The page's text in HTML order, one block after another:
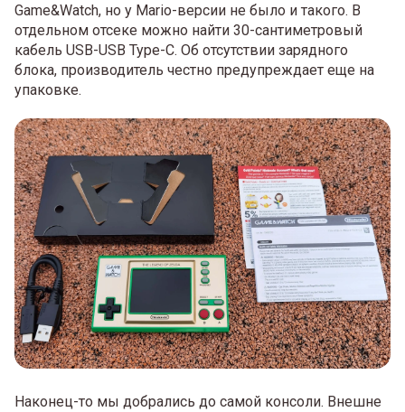
Game&Watch, но у Mario-версии не было и такого. В
отдельном отсеке можно найти 30-сантиметровый
кабель USB-USB Type-C. Об отсутствии зарядного
блока, производитель честно предупреждает еще на
упаковке.
Наконец-то мы добрались до самой консоли. Внешне